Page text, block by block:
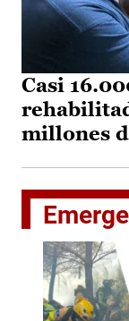
Casi
millones